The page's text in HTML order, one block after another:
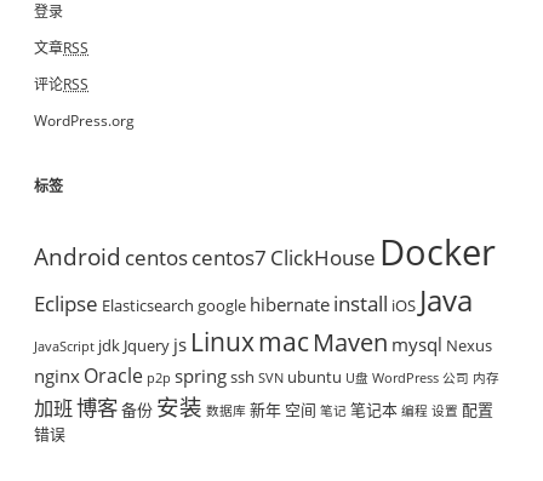
登录
文章RSS
评论RSS
WordPress.org
标签
Android centoscentos7 ClickHouse Docker
Eclipse Elasticsearch google hibernate install iOS Java
JavaScript jdk Jquery js LinuxmacMaven mysql Nexus
nginx Oracle p2p springssh SVN ubuntu U盘 WordPress 公司 内存
加班博客备份 安装 数据库 新年 空间 笔记 笔记本 编程 设置 配置
错误